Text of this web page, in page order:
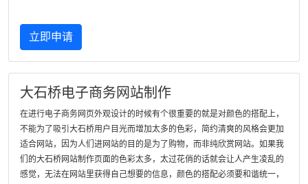
立即申请
大石桥电子商务网站制作
在进行电子商务网页外观设计的时候有个很重要的就是对颜色的搭配上，
不能为了吸引大石桥用户目光而增加太多的色彩，简约清爽的风格会更加
适合网站，因为人们进网站的目的是为了购物，而非纯欣赏网站。如果我
们的大石桥网站制作页面的色彩太多，太过花俏的话就会让人产生凌乱的
感觉，无法在网站里获得自己想要的信息，颜色的搭配必须要和谐统一，